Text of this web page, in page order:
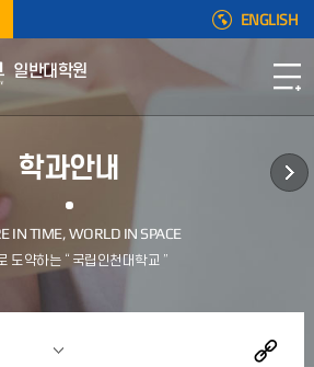
ENGLISH
일반대학원
학과안내